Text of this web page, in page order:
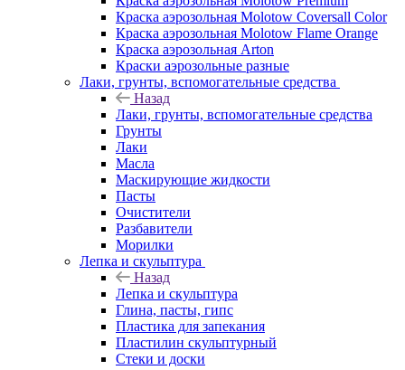
Краска аэрозольная Molotow Coversall Color
Краска аэрозольная Molotow Flame Orange
Краска аэрозольная Arton
Краски аэрозольные разные
Лаки, грунты, вспомогательные средства
Назад
Лаки, грунты, вспомогательные средства
Грунты
Лаки
Масла
Маскирующие жидкости
Пасты
Очистители
Разбавители
Морилки
Лепка и скульптура
Назад
Лепка и скульптура
Глина, пасты, гипс
Пластика для запекания
Пластилин скульптурный
Стеки и доски